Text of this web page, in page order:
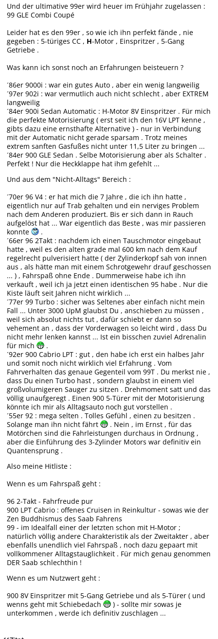
Und der ultimative 99er wird heuer im Frühjahr zugelassen :
99 GLE Combi Coupé
Leider hat es den 99er , so wie ich ihn perfekt fände , nie
gegeben : 5-türiges CC , H-Motor , Einspritzer , 5-Gang
Getriebe .
Was kann ich sonst noch an Erfahrungen beisteuern ?
´86er 9000i : war ein gutes Auto , aber ein wenig langweilig
´97er 902i : war vermutlich auch nicht schlecht , aber EXTREM
langweilig
´84er 900i Sedan Automatic : H-Motor 8V Einspritzer . Für mich
die perfekte Motorisierung ( erst seit ich den 16V LPT kenne ,
gibts dazu eine ernsthafte Alternative ) - nur in Verbindung
mit der Automatic nicht gerade sparsam . Trotz meines
extrem sanften Gasfußes nicht unter 11,5 Liter zu bringen ...
´84er 900 GLE Sedan . Selbe Motorisierung aber als Schalter .
Perfekt ! Nur die Heckklappe hat ihm gefehlt ...
Und aus dem "Nicht-Alltags" Bereich :
´70er 96 V4 : er hat mich die 7 Jahre , die ich ihn hatte ,
eigentlich nur auf Trab gehalten und ein nerviges Problem
nach dem Anderen produziert. Bis er sich dann in Rauch
aufgelöst hat ... War eigentlich das Beste , was mir passieren
konnte
.
´66er 96 2Takt : nachdem ich einen Tauschmotor eingebaut
hatte , weil es den alten grade mal 600 km nach dem Kauf
regelrecht pulverisiert hatte ( der Zylinderkopf sah von innen
aus , als hätte man mit einem Schrotgewehr drauf geschossen
... ) , Fahrspaß ohne Ende . Dummerweise habe ich ihn
verkauft , weil ich ja jetzt einen identischen 95 habe . Nur die
Kiste läuft seit Jahren nicht wirklich ...
´77er 99 Turbo : sicher was Seltenes aber einfach nicht mein
Fall ... Unter 3000 UpM glaubst Du , anschieben zu müssen ,
weil sich absolut nichts tut , dafür schiebt er dann so
vehement an , dass der Vorderwagen so leicht wird , dass Du
nicht mehr lenken kannst ... Ist ein bisschen zuviel Adrenalin
für mich
.
´92er 900 Cabrio LPT : gut , den habe ich erst ein halbes Jahr
und somit noch nicht wirklich viel Erfahrung . Vom
Fahrverhalten das genaue Gegenteil vom 99T . Du merkst nie ,
dass Du einen Turbo hast , sondern glaubst in einem viel
großvolumigeren Sauger zu sitzen . Drehmoment satt und das
völlig unaufgeregt . Einen 900 5-Türer mit der Motorisierung
könnte ich mir als Alltagsauto noch gut vorstellen .
´55er 92 : mega selten . Tolles Gefühl , einen zu besitzen .
Solange man ihn nicht fährt
. Nein , im Ernst , für das
Motörchen sind die Fahrleistungen durchaus in Ordnung ,
aber die Einführung des 3-Zylinder Motors war definitiv ein
Quantensprung .
Also meine Hitliste :
Wenn es um Fahrspaß geht :
96 2-Takt - Fahrfreude pur
900 LPT Cabrio : offenes Cruisen in Reinkultur - sowas wie der
Zen Buddhismus des Saab Fahrens
99 - im Idealfall einer der letzten schon mit H-Motor ;
natürlich völlig andere Charakteristik als der Zweitakter , aber
ebenfalls unendlich viel Fahrspaß , noch dazu gepaart mit
vollkommener Alltagstauglichkeit . Für mich genau genommen
DER Saab schlechthin !
Wenn es um Nutzwert geht :
900 8V Einspritzer mit 5-Gang Getriebe und als 5-Türer ( und
wenns geht mit Schiebedach
) - sollte mir sowas je
unterkommen , werde ich definitiv zuschlagen ...